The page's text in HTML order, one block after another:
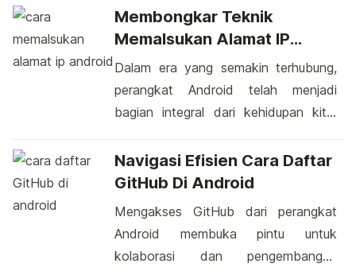
Membongkar Teknik
Memalsukan Alamat IP
Android: Risiko, Metode, Dan
Perlindungan
Dalam era yang semakin terhubung,
perangkat Android telah menjadi
bagian integral dari kehidupan kita.
keingintahuan tentang kemampuan
untuk memalsukan alamat IP di
walaupun kontroversial, menarik
perhatian banyak orang. Ketika
membicarakan "cara memalsukan
Navigasi Efisien Cara Daftar
GitHub Di Android
Mengakses GitHub dari perangkat
Android membuka pintu untuk
kolaborasi dan pengembangan